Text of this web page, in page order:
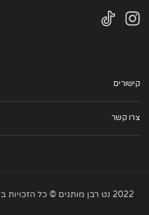
קישורים
צרו קשר
2022 נט רבן מותגים © כל הזכויות בעיצוב האתר ובתוכנו שמורות